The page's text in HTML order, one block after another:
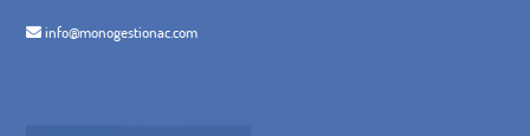
info@monogestionac.com